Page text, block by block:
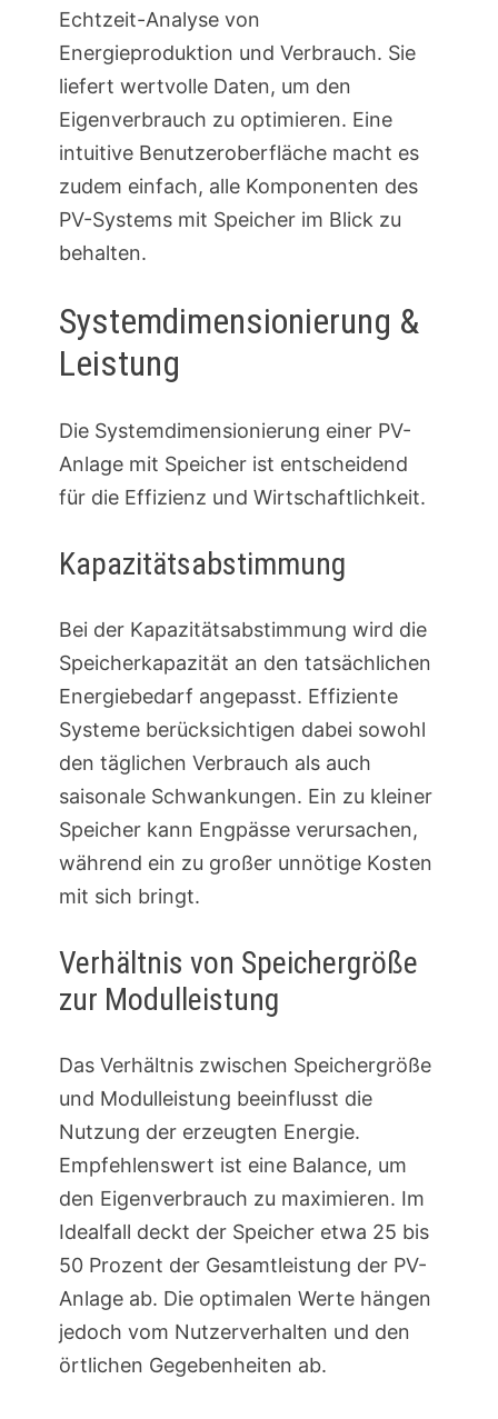
Echtzeit-Analyse von
Energieproduktion und Verbrauch. Sie
liefert wertvolle Daten, um den
Eigenverbrauch zu optimieren. Eine
intuitive Benutzeroberfläche macht es
zudem einfach, alle Komponenten des
PV-Systems mit Speicher im Blick zu
behalten.
Systemdimensionierung &
Leistung
Die Systemdimensionierung einer PV-
Anlage mit Speicher ist entscheidend
für die Effizienz und Wirtschaftlichkeit.
Kapazitätsabstimmung
Bei der Kapazitätsabstimmung wird die
Speicherkapazität an den tatsächlichen
Energiebedarf angepasst. Effiziente
Systeme berücksichtigen dabei sowohl
den täglichen Verbrauch als auch
saisonale Schwankungen. Ein zu kleiner
Speicher kann Engpässe verursachen,
während ein zu großer unnötige Kosten
mit sich bringt.
Verhältnis von Speichergröße
zur Modulleistung
Das Verhältnis zwischen Speichergröße
und Modulleistung beeinflusst die
Nutzung der erzeugten Energie.
Empfehlenswert ist eine Balance, um
den Eigenverbrauch zu maximieren. Im
Idealfall deckt der Speicher etwa 25 bis
50 Prozent der Gesamtleistung der PV-
Anlage ab. Die optimalen Werte hängen
jedoch vom Nutzerverhalten und den
örtlichen Gegebenheiten ab.